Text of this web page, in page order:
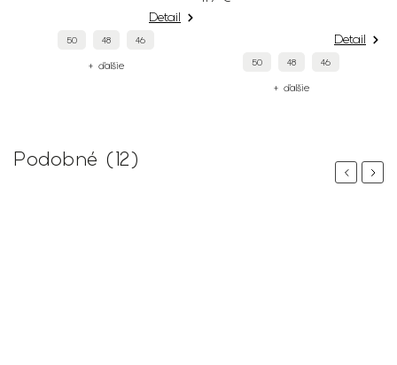
Detail
50 48 46
+ ďalšie
Detail
50 48 46
+ ďalšie
Podobné (12)
PreviousNext